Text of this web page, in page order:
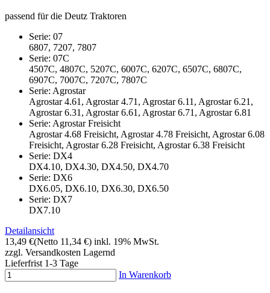
passend für die Deutz Traktoren
Serie: 07
6807, 7207, 7807
Serie: 07C
4507C, 4807C, 5207C, 6007C, 6207C, 6507C, 6807C,
6907C, 7007C, 7207C, 7807C
Serie: Agrostar
Agrostar 4.61, Agrostar 4.71, Agrostar 6.11, Agrostar 6.21,
Agrostar 6.31, Agrostar 6.61, Agrostar 6.71, Agrostar 6.81
Serie: Agrostar Freisicht
Agrostar 4.68 Freisicht, Agrostar 4.78 Freisicht, Agrostar 6.08
Freisicht, Agrostar 6.28 Freisicht, Agrostar 6.38 Freisicht
Serie: DX4
DX4.10, DX4.30, DX4.50, DX4.70
Serie: DX6
DX6.05, DX6.10, DX6.30, DX6.50
Serie: DX7
DX7.10
Detailansicht
13,49 €(Netto 11,34 €) inkl. 19% MwSt.
zzgl. Versandkosten Lagernd
Lieferfrist 1-3 Tage
In Warenkorb